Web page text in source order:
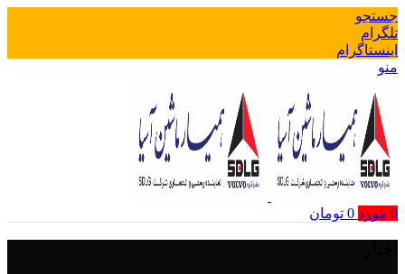
جستجو
تلگرام
اینستاگرام
منو
0 مورد 0 تومان